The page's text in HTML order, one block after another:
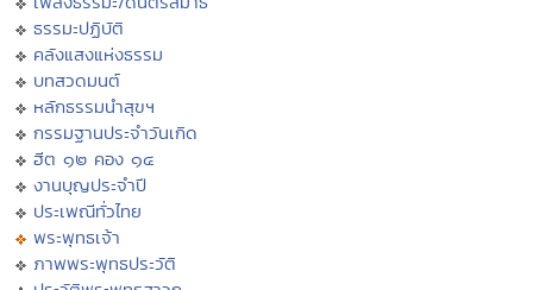
ธรรมะปฏิบัติ
คลังแสงแห่งธรรม
บทสวดมนต์
หลักธรรมนำสุขฯ
กรรมฐานประจำวันเกิด
ฮีต ๑๒ คอง ๑๔
งานบุญประจำปี
ประเพณีทั่วไทย
พระพุทธเจ้า
ภาพพระพุทธประวัติ